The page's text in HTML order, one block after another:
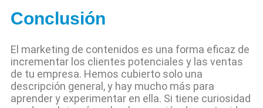
Conclusión
El marketing de contenidos es una forma eficaz de
incrementar los clientes potenciales y las ventas
de tu empresa. Hemos cubierto solo una
descripción general, y hay mucho más para
aprender y experimentar en ella. Si tiene curiosidad